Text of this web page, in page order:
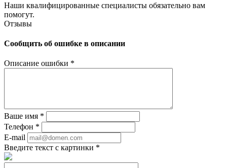
Наши квалифицированные специалисты обязательно вам
помогут.
Отзывы
Сообщить об ошибке в описании
Описание ошибки *
Ваше имя *
Телефон *
E-mail
Введите текст с картинки *